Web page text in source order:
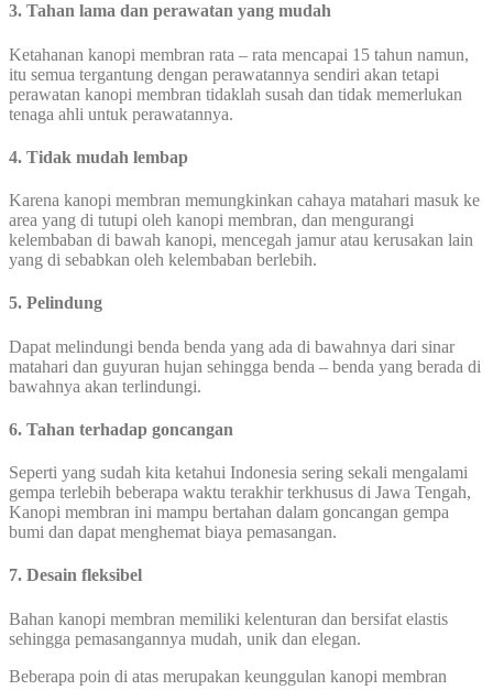
3. Tahan lama dan perawatan yang mudah
Ketahanan kanopi membran rata – rata mencapai 15 tahun namun,
itu semua tergantung dengan perawatannya sendiri akan tetapi
perawatan kanopi membran tidaklah susah dan tidak memerlukan
tenaga ahli untuk perawatannya.
4. Tidak mudah lembap
Karena kanopi membran memungkinkan cahaya matahari masuk ke
area yang di tutupi oleh kanopi membran, dan mengurangi
kelembaban di bawah kanopi, mencegah jamur atau kerusakan lain
yang di sebabkan oleh kelembaban berlebih.
5. Pelindung
Dapat melindungi benda benda yang ada di bawahnya dari sinar
matahari dan guyuran hujan sehingga benda – benda yang berada di
bawahnya akan terlindungi.
6. Tahan terhadap goncangan
Seperti yang sudah kita ketahui Indonesia sering sekali mengalami
gempa terlebih beberapa waktu terakhir terkhusus di Jawa Tengah,
Kanopi membran ini mampu bertahan dalam goncangan gempa
bumi dan dapat menghemat biaya pemasangan.
7. Desain fleksibel
Bahan kanopi membran memiliki kelenturan dan bersifat elastis
sehingga pemasangannya mudah, unik dan elegan.
Beberapa poin di atas merupakan keunggulan kanopi membran